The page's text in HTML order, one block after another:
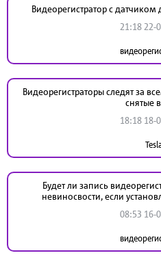
Видеорегистратор с
21:18 22-
Видеорегистраторы следят за
снятые
18:18 18-
Будет ли запись
невиносвости, если
08:53 16-